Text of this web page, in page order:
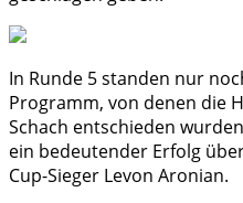
In Runde 5 standen nur
Programm, von denen die
Schach entschieden
ein bedeutender Erfolg
Cup-Sieger Levon Aronian.